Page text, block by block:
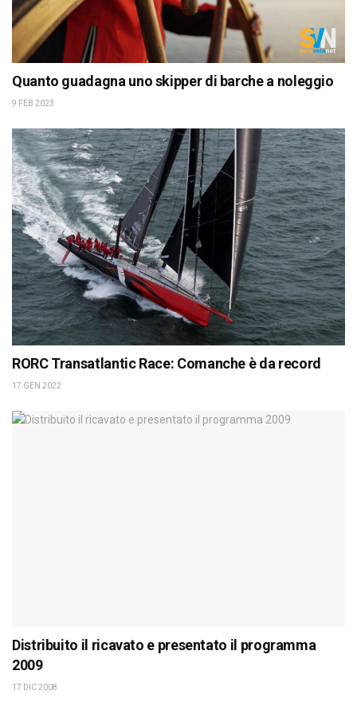
Quanto guadagna uno skipper di barche a noleggio
9 FEB 2023
RORC Transatlantic Race: Comanche è da record
17 GEN 2022
Distribuito il ricavato e presentato il programma
2009
17 DIC 2008